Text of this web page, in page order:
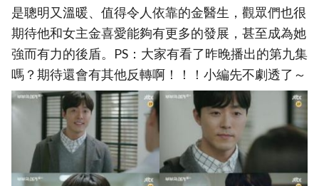
是聰明又溫暖、值得令人依靠的金醫生，觀眾們也很
期待他和女主金喜愛能夠有更多的發展，甚至成為她
強而有力的後盾。PS：大家有看了昨晚播出的第九集
嗎？期待還會有其他反轉啊！！！小編先不劇透了～